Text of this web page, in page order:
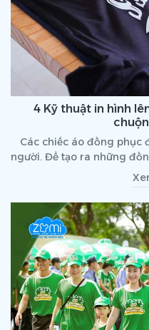
4 Kỹ thuật in hình
Các chiếc áo đồng phục
người. Để tạo ra những
truyền thống đến hiện
là kỹ thuật in hình lên áo.
cùng Zumi tìm